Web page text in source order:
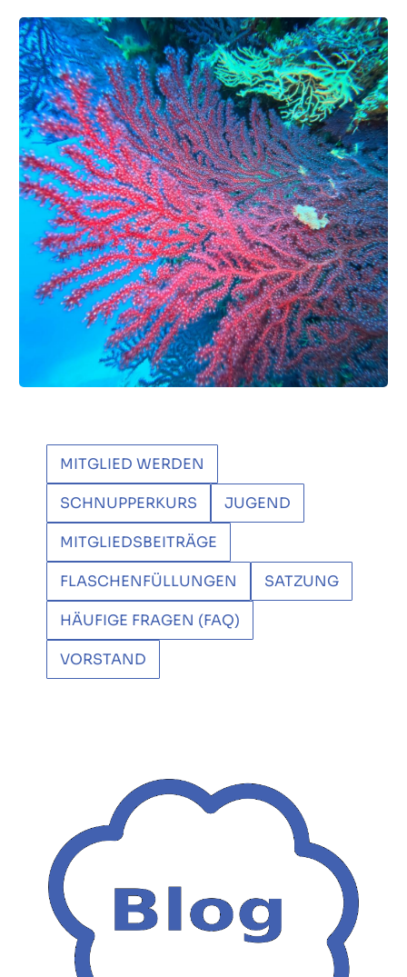
MITGLIED WERDEN
SCHNUPPERKURS JUGEND
MITGLIEDSBEITRÄGE
FLASCHENFÜLLUNGEN SATZUNG
HÄUFIGE FRAGEN (FAQ)
VORSTAND